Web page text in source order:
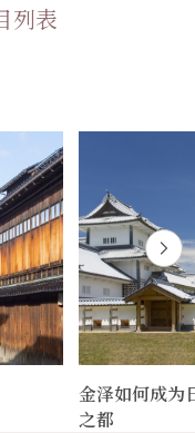
列表
金泽如何成为
之都